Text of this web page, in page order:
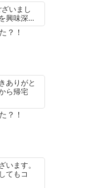
いまし
興味深...
？！
ありがと
ら帰宅
？！
います。
てもコ